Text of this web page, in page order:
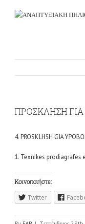
ΠΡΟΣΚΛΗΣΗ
4. PROSKLHSH GIA
1. Texnikes prodiagrafes
Κοινοποιήστε:
Twitter